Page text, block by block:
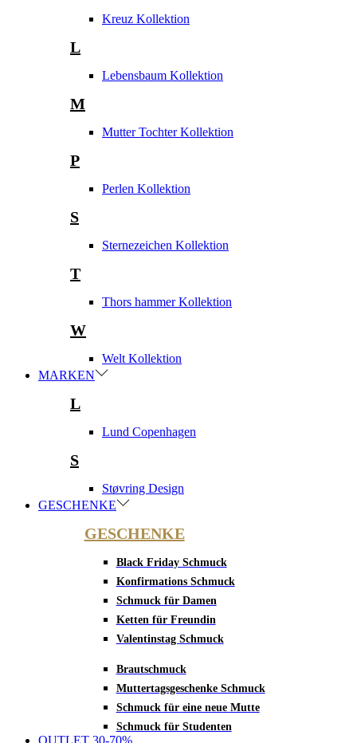
Kreuz Kollektion
L
Lebensbaum Kollektion
M
Mutter Tochter Kollektion
P
Perlen Kollektion
S
Sternezeichen Kollektion
T
Thors hammer Kollektion
W
Welt Kollektion
MARKEN
L
Lund Copenhagen
S
Støvring Design
GESCHENKE
GESCHENKE
Black Friday Schmuck
Konfirmations Schmuck
Schmuck für Damen
Ketten für Freundin
Valentinstag Schmuck
Brautschmuck
Muttertagsgeschenke Schmuck
Schmuck für eine neue Mutte
Schmuck für Studenten
OUTLET 30-70%